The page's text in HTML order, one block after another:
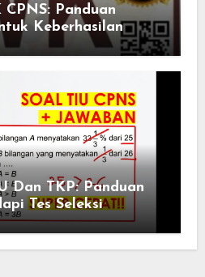
Panduan
Keberhasilan
Dan TKP: Panduan
Tes Seleksi